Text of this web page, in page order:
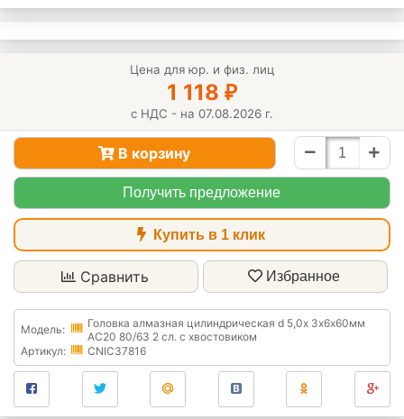
Цена для юр. и физ. лиц
1 118 ₽
с НДС - на 07.08.2026 г.
В корзину
Получить предложение
Купить в 1 клик
Сравнить Избранное
Модель:
Головка алмазная цилиндрическая d 5,0х 3х6х60мм
АС20 80/63 2 сл. с хвостовиком
Артикул:
CNIC37816